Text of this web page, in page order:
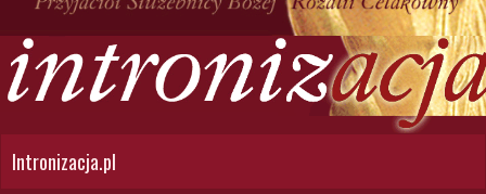
Intronizacja.pl